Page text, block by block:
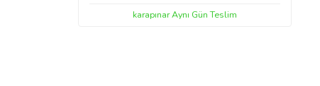
karapınar Aynı Gün Teslim